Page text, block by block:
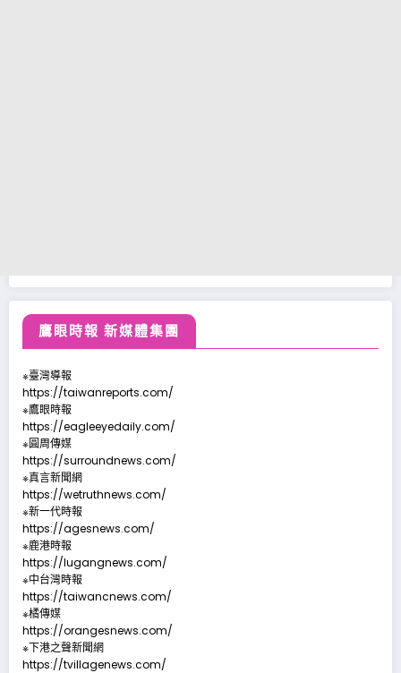
鷹眼時報 新媒體集團
※臺灣導報
https://taiwanreports.com/
※鷹眼時報
https://eagleeyedaily.com/
※圓周傳媒
https://surroundnews.com/
※真言新聞網
https://wetruthnews.com/
※新一代時報
https://agesnews.com/
※鹿港時報
https://lugangnews.com/
※中台灣時報
https://taiwancnews.com/
※橘傳媒
https://orangesnews.com/
※下港之聲新聞網
https://tvillagenews.com/